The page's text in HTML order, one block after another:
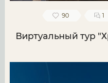
90 1
Виртуальный тур